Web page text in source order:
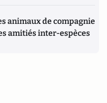
animaux de compagnie
amitiés inter-espèces